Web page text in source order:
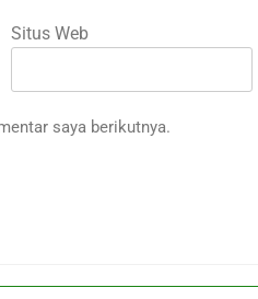
Situs Web
saya berikutnya.